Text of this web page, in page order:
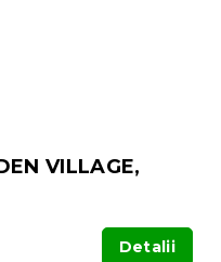
VILLAGE,
Detalii